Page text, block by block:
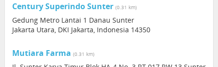
Century Superindo Sunter (0.31 km)
Gedung Metro Lantai 1 Danau Sunter
Jakarta Utara, DKI Jakarta, Indonesia 14350
Mutiara Farma (0.31 km)